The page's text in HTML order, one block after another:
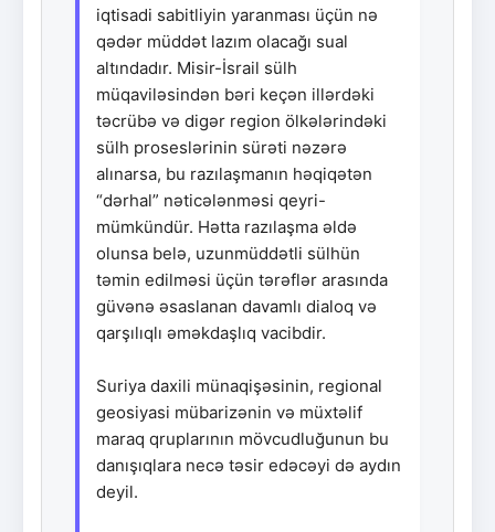
iqtisadi sabitliyin yaranması üçün nə
qədər müddət lazım olacağı sual
altındadır. Misir-İsrail sülh
müqaviləsindən bəri keçən illərdəki
təcrübə və digər region ölkələrindəki
sülh proseslərinin sürəti nəzərə
alınarsa, bu razılaşmanın həqiqətən
“dərhal” nəticələnməsi qeyri-
mümkündür. Hətta razılaşma əldə
olunsa belə, uzunmüddətli sülhün
təmin edilməsi üçün tərəflər arasında
güvənə əsaslanan davamlı dialoq və
qarşılıqlı əməkdaşlıq vacibdir.
Suriya daxili münaqişəsinin, regional
geosiyasi mübarizənin və müxtəlif
maraq qruplarının mövcudluğunun bu
danışıqlara necə təsir edəcəyi də aydın
deyil.